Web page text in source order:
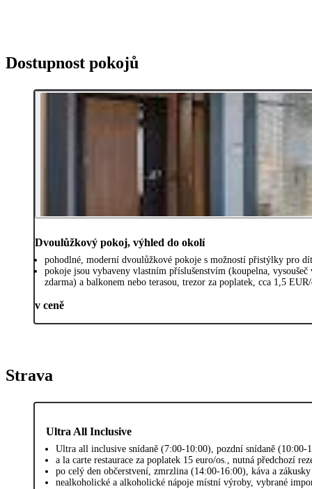
Dostupnost pokojů
Dvoulůžkový pokoj, výhled do okolí
pohodlné, moderní dvoulůžkové pokoje s možností přistýlky pro
pokoje jsou vybaveny vlastním příslušenstvím (koupelna,
zdarma) a balkonem nebo terasou, trezor za poplatek, cca 1,5
v ceně
Strava
Ultra All Inclusive
Ultra all inclusive snídaně (7:00-10:00), pozdní snídaně
a la carte restaurace za poplatek 15 euro/os., nutná předchozí
po celý den občerstvení, zmrzlina (14:00-16:00), káva a
nealkoholické a alkoholické nápoje místní výroby, vybrané